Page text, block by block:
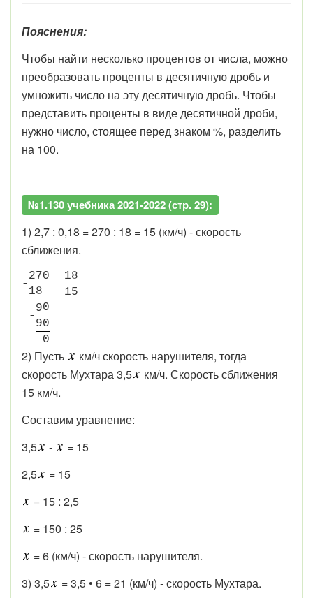
Пояснения:
Чтобы найти несколько процентов от числа, можно
преобразовать проценты в десятичную дробь и
умножить число на эту десятичную дробь. Чтобы
представить проценты в виде десятичной дроби,
нужно число, стоящее перед знаком %, разделить
на 100.
№1.130 учебника 2021-2022 (стр. 29):
1) 2,7 : 0,18 = 270 : 18 = 15 (км/ч) - скорость
сближения.
-
270 18
18 15
-
90
90
0
2) Пусть
км/ч скорость нарушителя, тогда
скорость Мухтара 3,5
км/ч. Скорость сближения
15 км/ч.
Составим уравнение:
3,5
-
= 15
2,5
= 15
= 15 : 2,5
= 150 : 25
= 6 (км/ч) - скорость нарушителя.
3) 3,5
= 3,5 • 6 = 21 (км/ч) - скорость Мухтара.